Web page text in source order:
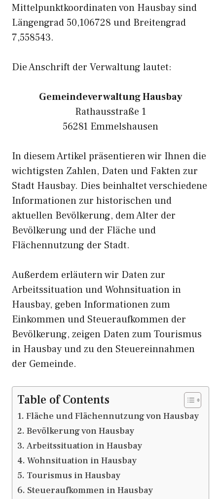
Mittelpunktkoordinaten von Hausbay sind
Längengrad 50,106728 und Breitengrad
7,558543.
Die Anschrift der Verwaltung lautet:
Gemeindeverwaltung Hausbay
Rathausstraße 1
56281 Emmelshausen
In diesem Artikel präsentieren wir Ihnen die
wichtigsten Zahlen, Daten und Fakten zur
Stadt Hausbay. Dies beinhaltet verschiedene
Informationen zur historischen und
aktuellen Bevölkerung, dem Alter der
Bevölkerung und der Fläche und
Flächennutzung der Stadt.
Außerdem erläutern wir Daten zur
Arbeitssituation und Wohnsituation in
Hausbay, geben Informationen zum
Einkommen und Steueraufkommen der
Bevölkerung, zeigen Daten zum Tourismus
in Hausbay und zu den Steuereinnahmen
der Gemeinde.
Table of Contents
Fläche und Flächennutzung von Hausbay
Bevölkerung von Hausbay
Arbeitssituation in Hausbay
Wohnsituation in Hausbay
Tourismus in Hausbay
Steueraufkommen in Hausbay